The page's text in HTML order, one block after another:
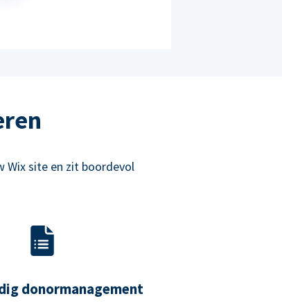
Wix site en zit boordevol
donormanagement